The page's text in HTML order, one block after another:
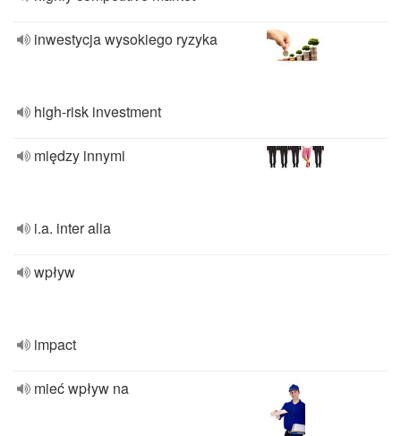
inwestycja wysokiego ryzyka
high-risk investment
między innymi
i.a. inter alia
wpływ
impact
mieć wpływ na